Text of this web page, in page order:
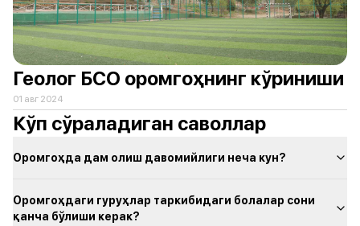
Геолог БСО оромгоҳнинг кўриниши
01 авг 2024
Кўп сўраладиган саволлар
Оромгоҳда дам олиш давомийлиги неча кун?
Оромгоҳдаги гуруҳлар таркибидаги болалар сони
қанча бўлиши керак?